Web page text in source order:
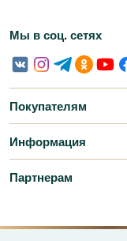
Мы в соц. сетях
Покупателям
Информация
Партнерам